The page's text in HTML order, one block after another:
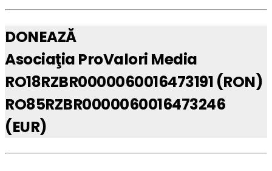
DONEAZĂ
Asociaţia ProValori Media
RO18RZBR0000060016473191 (RON)
RO85RZBR0000060016473246
(EUR)